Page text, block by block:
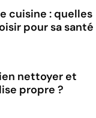
cuisine : quelles
pour sa santé
nettoyer et
propre ?